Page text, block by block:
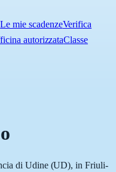
Le mie scadenzeVerifica
autorizzataClasse
di Udine (UD), in Friuli-